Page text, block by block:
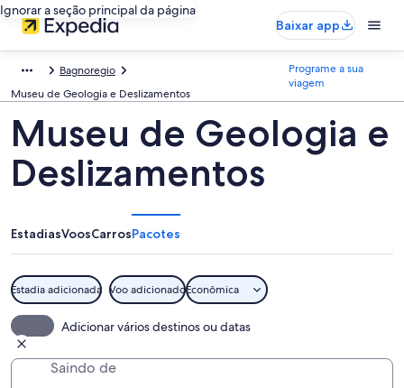
Ignorar a seção principal da página
Baixar app
Bagnoregio
Museu de Geologia e Deslizamentos
Programe a sua
viagem
Museu de Geologia e
Deslizamentos
EstadiasVoosCarrosPacotes
Estadia adicionada Voo adicionadoEconômica
Adicionar vários destinos ou datas
Saindo de